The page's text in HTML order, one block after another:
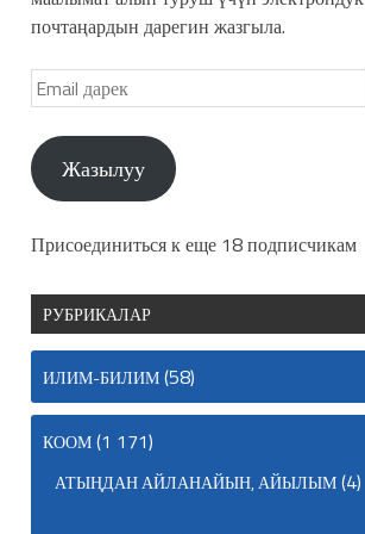
почтаңардын дарегин жазгыла.
Жазылуу
Присоединиться к еще 18 подписчикам
РУБРИКАЛАР
ИЛИМ-БИЛИМ(58)
КООМ(1 171)
АТЫҢДАН АЙЛАНАЙЫН, АЙЫЛЫМ(4)